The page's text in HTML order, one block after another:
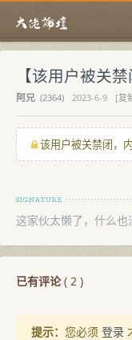
【该用户被关
阿兄 (2364) 2023-6-9
[复
该用户被关禁闭，
这家伙太懒了，什么也
已有评论( 2 )
提示： 您必须 登录